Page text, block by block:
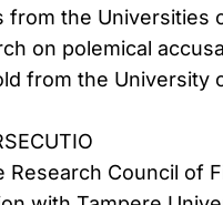
the Universities
on polemical
from the University
Research Council of